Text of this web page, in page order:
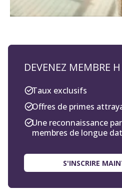
DEVENEZ MEMBRE
Taux exclusifs
Offres de primes
Une reconnaissance
membres de longue
S'INSCRIRE